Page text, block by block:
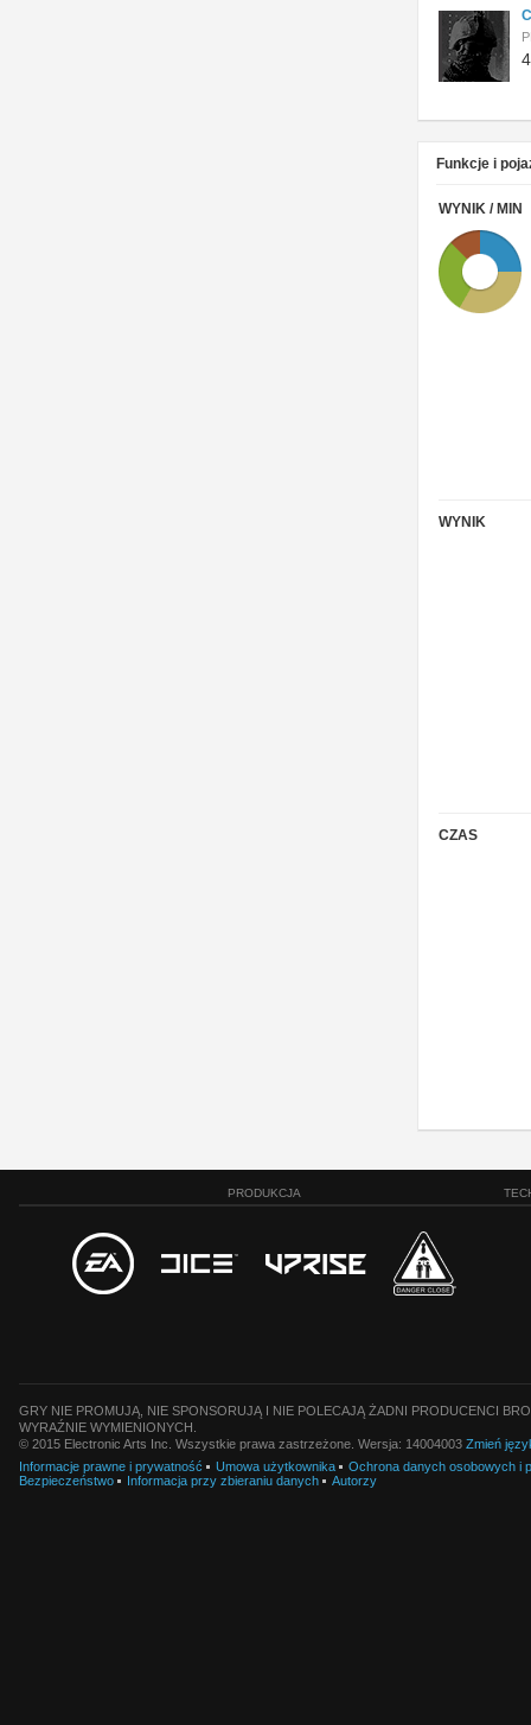
Funkcje i
WYNIK / MIN
WYNIK
CZAS
PRODUKCJA
GRY NIE PROMUJĄ, NIE SPONSORUJĄ I NIE POLECAJĄ ŻADNI PRODUCENCI
WYRAŹNIE WYMIENIONYCH.
© 2015 Electronic Arts Inc. Wszystkie prawa zastrzeżone. Wersja: 14004003 Zmień
Informacje prawne i prywatność
Umowa użytkownika
Ochrona danych osobowych i
Bezpieczeństwo
Informacja przy zbieraniu danych Autorzy